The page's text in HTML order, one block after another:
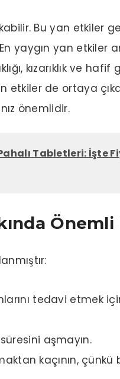
Bu yan etkiler
yaygın yan etkiler
kızarıklık ve
etkiler de ortaya
önemlidir.
Tabletleri: İşte
tedavi etmek
aşmayın.
kaçının, çünkü